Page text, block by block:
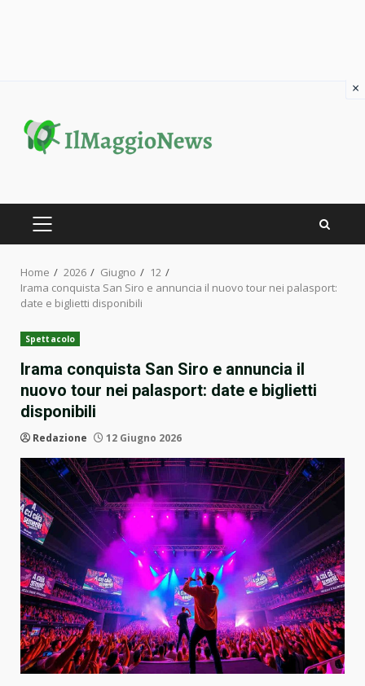
content
PRIMARY
Home 2026 Giugno
12
Irama conquista San Siro e annuncia il nuovo tour nei palasport:
date e biglietti disponibili
Spettacolo
Irama conquista San Siro e annuncia il
nuovo tour nei palasport: date e biglietti
disponibili
Redazione 12 Giugno 2026
×